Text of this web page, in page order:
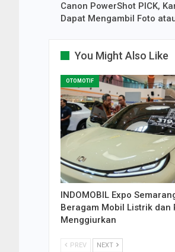
Canon PowerShot PICK,
Dapat Mengambil Foto
You Might Also Like
OTOMOTIF
INDOMOBIL Expo
Beragam Mobil Listrik dan
Menggiurkan
PREV NEXT